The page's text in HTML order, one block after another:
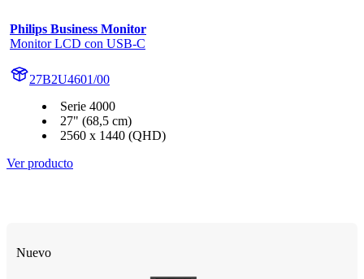
Philips Business Monitor
Monitor LCD con USB-C
27B2U4601/00
Serie 4000
27" (68,5 cm)
2560 x 1440 (QHD)
Ver producto
Nuevo